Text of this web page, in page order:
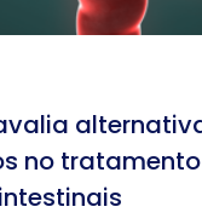
no